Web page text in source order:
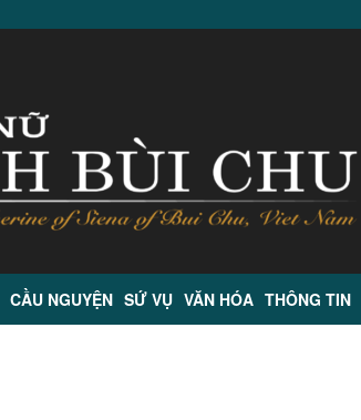
CẦU NGUYỆN SỨ VỤ VĂN HÓA THÔNG TIN